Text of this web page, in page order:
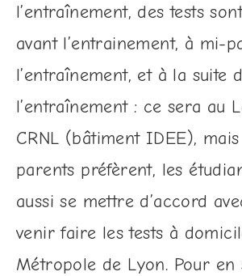
l’entraînement, des tests
avant l’entrainement, à mi-
l’entraînement, et à la suite
l’entraînement : ce sera au
CRNL (bâtiment IDEE),
parents préfèrent, les
aussi se mettre d’accord
venir faire les tests à
Métropole de Lyon. Pour en